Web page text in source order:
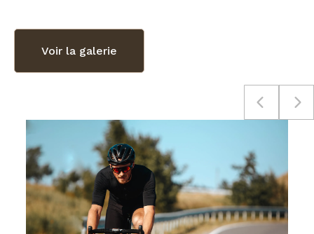
Voir la galerie